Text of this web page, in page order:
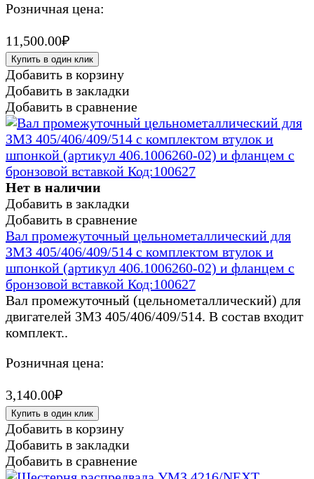
Розничная цена:
11,500.00₽
Купить в один клик
Добавить в корзину
Добавить в закладки
Добавить в сравнение
Нет в наличии
Добавить в закладки
Добавить в сравнение
Вал промежуточный цельнометаллический для
ЗМЗ 405/406/409/514 с комплектом втулок и
шпонкой (артикул 406.1006260-02) и фланцем с
бронзовой вставкой Код:100627
Вал промежуточный (цельнометаллический) для
двигателей ЗМЗ 405/406/409/514. В состав входит
комплект..
Розничная цена:
3,140.00₽
Купить в один клик
Добавить в корзину
Добавить в закладки
Добавить в сравнение